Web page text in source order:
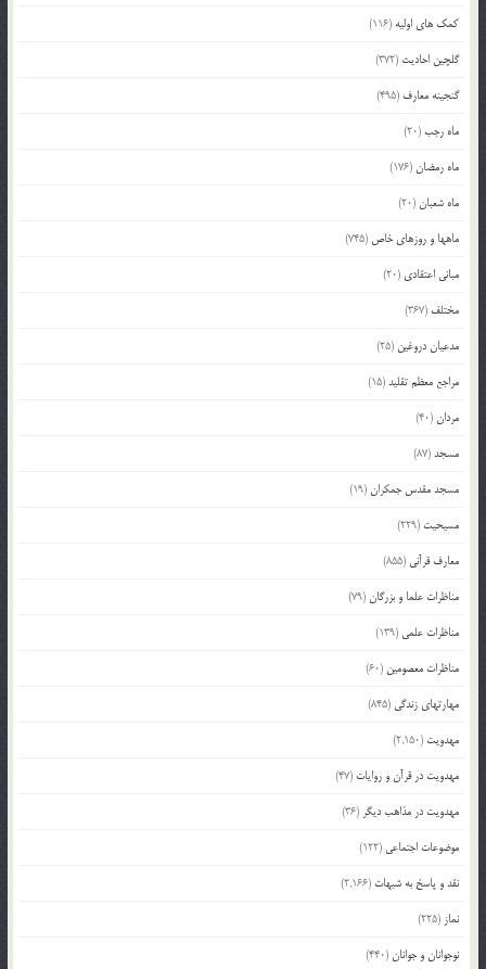
کمک های اولیه (116)
گلچین احادیث (372)
گنجینه معارف (495)
ماه رجب(20)
ماه رمضان(176)
ماه شعبان(20)
ماهها و روزهای خاص (745)
مبانی اعتقادی (20)
مختلف (367)
مدعیان دروغین (25)
مراجع معظم تقلید(15)
مردان(40)
مسجد(87)
مسجد مقدس جمکران(19)
مسیحیت (229)
معارف قرآنی (855)
مناظرات علما و بزرگان(79)
مناظرات علمی (139)
مناظرات معصومین (60)
مهارتهای زندگی (845)
مهدویت (2,150)
مهدویت در قرآن و روایات (47)
مهدویت در مذاهب دیگر (36)
موضوعات اجتماعی (122)
نقد و پاسخ به شبهات (2,166)
نماز (225)
نوجوانان و جوانان(440)